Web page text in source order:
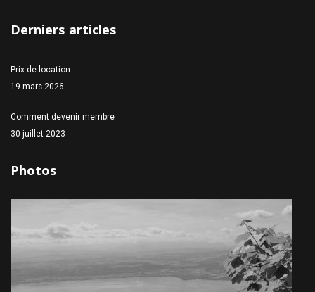
Derniers articles
Prix de location
19 mars 2026
Comment devenir membre
30 juillet 2023
Photos